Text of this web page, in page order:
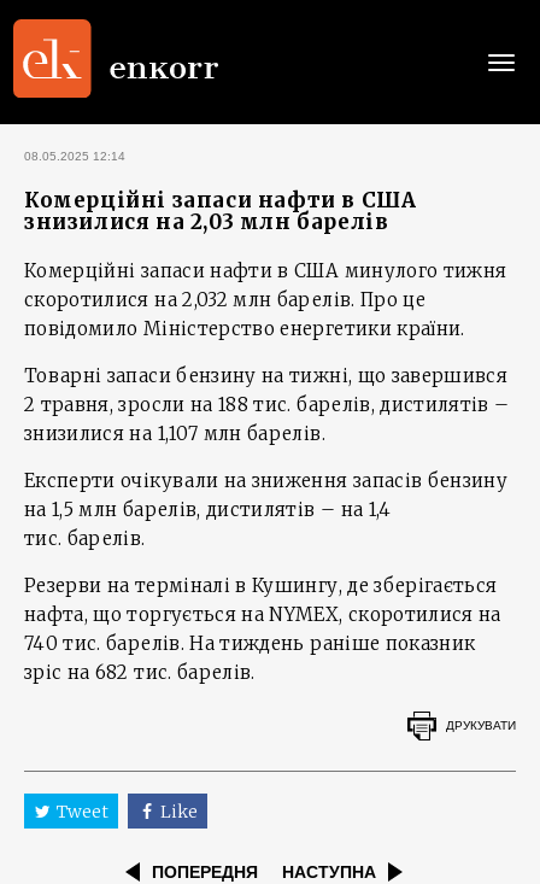
08.05.2025 12:14
Комерційні запаси нафти в США
знизилися на 2,03 млн барелів
Комерційні запаси нафти в США минулого тижня
скоротилися на 2,032 млн барелів. Про це
повідомило Міністерство енергетики країни.
Товарні запаси бензину на тижні, що завершився
2 травня, зросли на 188 тис. барелів, дистилятів –
знизилися на 1,107 млн ​​барелів.
Експерти очікували на зниження запасів бензину
на 1,5 млн барелів, дистилятів – на 1,4
тис. барелів.
Резерви на терміналі в Кушингу, де зберігається
нафта, що торгується на NYMEX, скоротилися на
740 тис. барелів. На тиждень раніше показник
зріс на 682 тис. барелів.
ДРУКУВАТИ
Tweet Like
ПОПЕРЕДНЯ НАСТУПНА